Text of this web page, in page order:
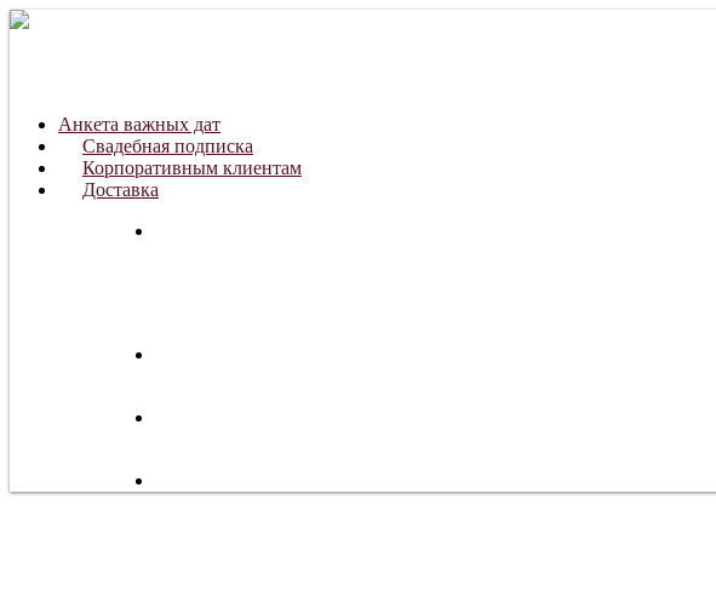
Анкета важных дат
Свадебная подписка
Корпоративным клиентам
Доставка